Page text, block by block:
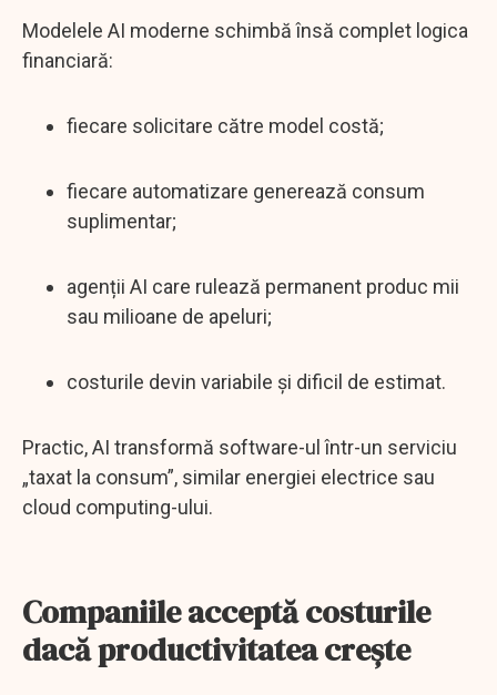
Modelele AI moderne schimbă însă complet logica
financiară:
fiecare solicitare către model costă;
fiecare automatizare generează consum
suplimentar;
agenții AI care rulează permanent produc mii
sau milioane de apeluri;
costurile devin variabile și dificil de estimat.
Practic, AI transformă software-ul într-un serviciu
„taxat la consum”, similar energiei electrice sau
cloud computing-ului.
Companiile acceptă costurile
dacă productivitatea crește